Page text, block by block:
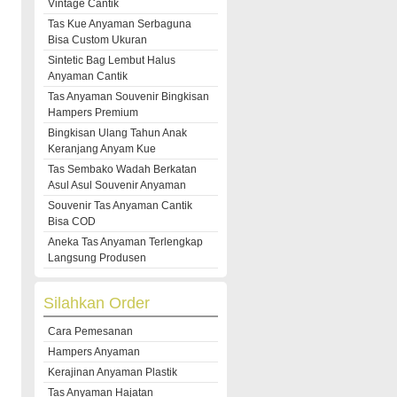
Vintage Cantik
Tas Kue Anyaman Serbaguna
Bisa Custom Ukuran
Sintetic Bag Lembut Halus
Anyaman Cantik
Tas Anyaman Souvenir Bingkisan
Hampers Premium
Bingkisan Ulang Tahun Anak
Keranjang Anyam Kue
Tas Sembako Wadah Berkatan
Asul Asul Souvenir Anyaman
Souvenir Tas Anyaman Cantik
Bisa COD
Aneka Tas Anyaman Terlengkap
Langsung Produsen
Silahkan Order
Cara Pemesanan
Hampers Anyaman
Kerajinan Anyaman Plastik
Tas Anyaman Hajatan